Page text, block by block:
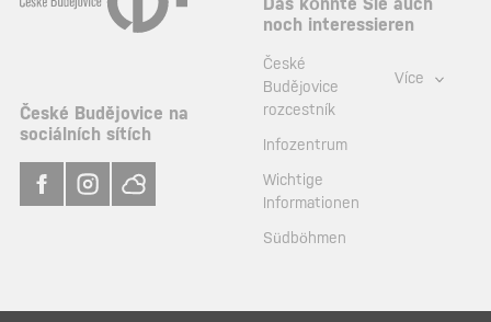
České Budějovice na
sociálních sítích
noch interessieren
České
Budějovice
rozcestník
Infozentrum
Wichtige
Informationen
Südböhmen
Více